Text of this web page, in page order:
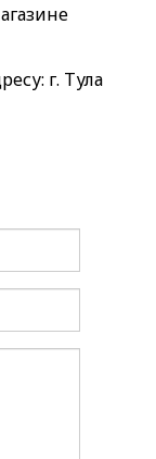
г. Тула